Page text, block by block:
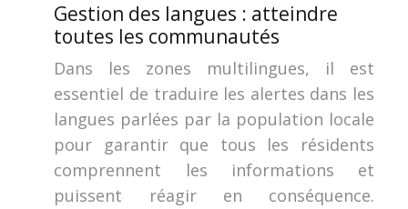
Gestion des langues : atteindre
toutes les communautés
Dans les zones multilingues, il est
essentiel de traduire les alertes dans les
langues parlées par la population locale
pour garantir que tous les résidents
comprennent les informations et
puissent réagir en conséquence.